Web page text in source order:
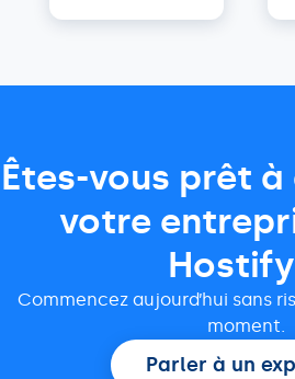
Êtes-vous prêt
votre
Commencez aujourd’hui sans
moment.
Parler à un